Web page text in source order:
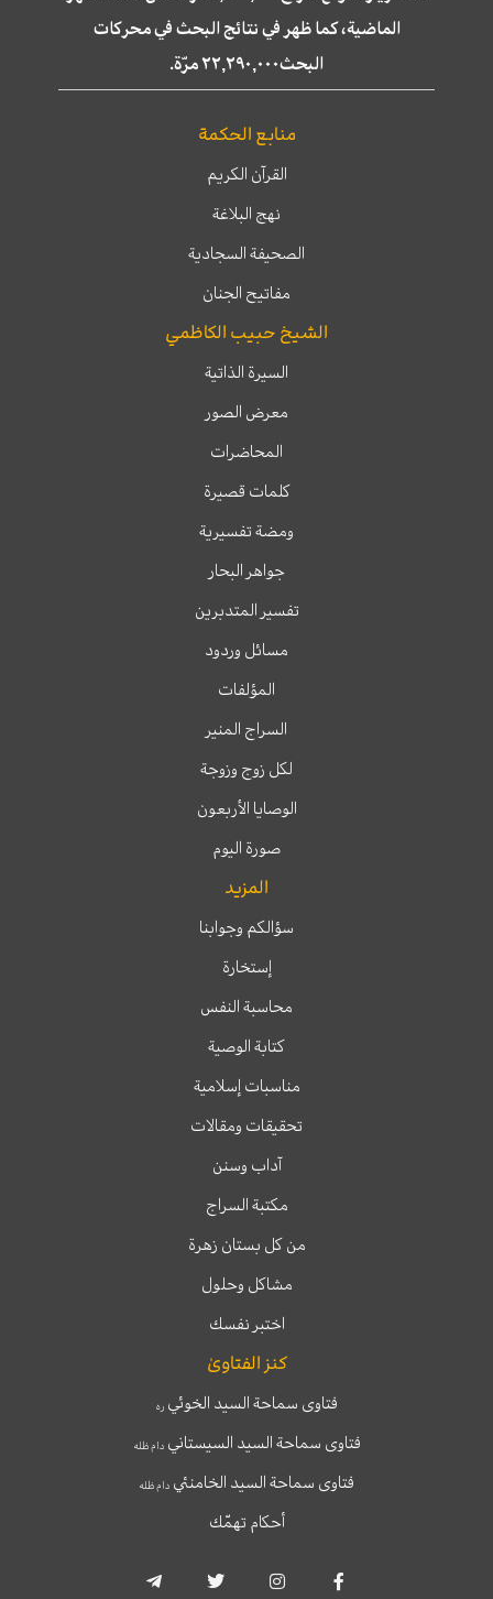
الماضية، كما ظهر في نتائج البحث في محركات
البحث٢٢,٢٩٠,٠٠٠ مرّة.
منابع الحكمة
القرآن الكريم
نهج البلاغة
الصحيفة السجادية
مفاتيح الجنان
الشيخ حبيب الكاظمي
السيرة الذاتية
معرض الصور
المحاضرات
كلمات قصيرة
ومضة تفسيرية
جواهر البحار
تفسير المتدبرين
مسائل وردود
المؤلفات
السراج المنير
لكل زوج وزوجة
الوصايا الأربعون
صورة اليوم
المزيد
سؤالكم وجوابنا
إستخارة
محاسبة النفس
كتابة الوصية
مناسبات إسلامية
تحقيقات ومقالات
آداب وسنن
مكتبة السراج
من كل بستان زهرة
مشاكل وحلول
اختبر نفسك
كنز الفتاوىٰ
فتاوى سماحة السيد الخوئيره
فتاوى سماحة السيد السيستانيدام ظله
فتاوى سماحة السيد الخامنئي دام ظله
أحكام تهمّك
a
c
s
i
l